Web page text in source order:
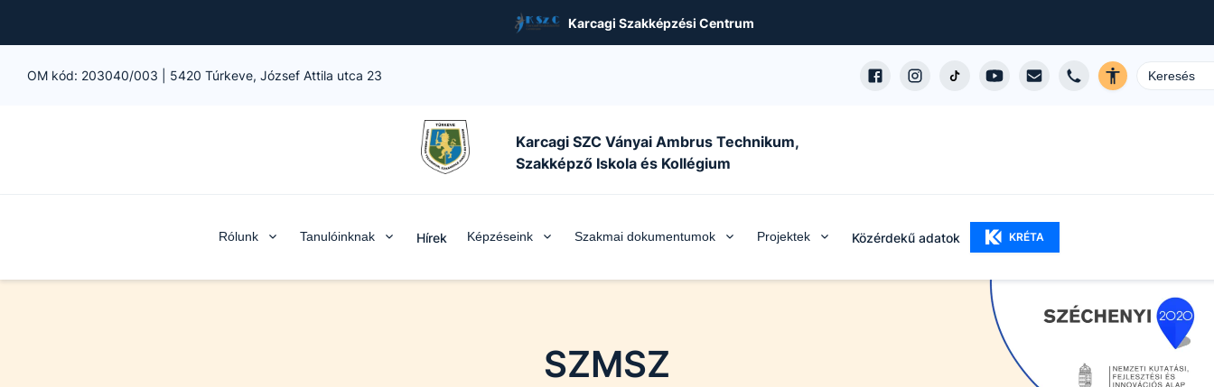
Karcagi Szakképzési Centrum
OM kód: 203040/003 5420 Túrkeve, József Attila utca 23
Karcagi SZC Ványai Ambrus Technikum,
Szakképző Iskola és Kollégium
Rólunk Tanulóinknak Hírek Képzéseink Szakmai dokumentumok Projektek Közérdekű adatok KRÉTA
SZMSZ